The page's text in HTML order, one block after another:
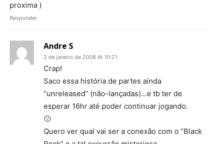
proxima )
Responder
Andre S
2 de janeiro de 2008 At 10:21
Crap!
Saco essa história de partes aínda
“unreleased” (não-lançadas)…e tb ter de
esperar 16hr até poder continuar jogando.
🙁
Quero ver qual vai ser a conexão com o “Black